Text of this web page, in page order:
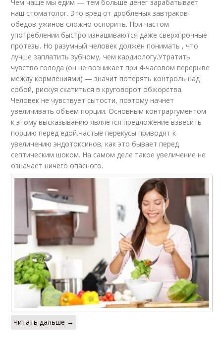
Чем чаще мы едим — тем больше денег зарабатывает
наш стоматолог. Это вред от дробленых завтраков-
обедов-ужинов сложно оспорить. При частом
употреблении быстро изнашиваются даже сверхпрочные
протезы. Но разумный человек должен понимать , что
лучше заплатить зубному, чем кардиологу.Утратить
чувство голода (он не возникает при 4-часовом перерыве
между кормлениями) — значит потерять контроль над
собой, рискуя скатиться в круговорот обжорства.
Человек не чувствует сытости, поэтому начнет
увеличивать объем порции. Основным контраргументом
к этому высказыванию является предложение взвесить
порцию перед едой.Частые перекусы приводят к
увеличению эндотоксинов, как это бывает перед
септическим шоком. На самом деле такое увеличение не
означает ничего опасного.
Читать дальше →